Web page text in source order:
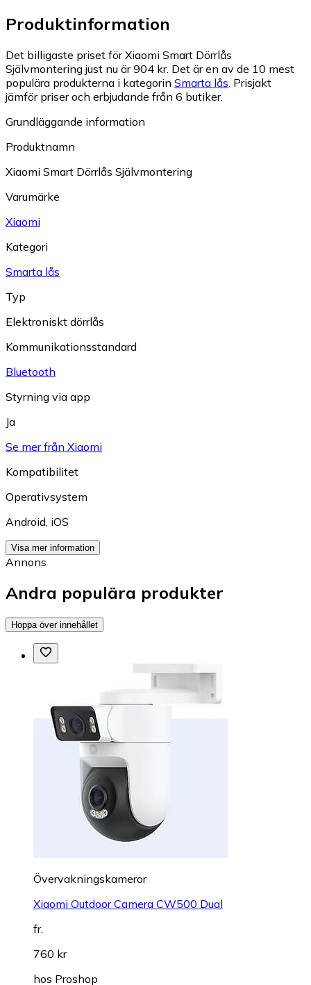
Produktinformation
Det billigaste priset för Xiaomi Smart Dörrlås
Självmontering just nu är 904 kr. Det är en av de 10 mest
populära produkterna i kategorin Smarta lås Prisjakt
jämför priser och erbjudande från 6 butiker.
Grundläggande information
Produktnamn
Xiaomi Smart Dörrlås Självmontering
Varumärke
Xiaomi
Kategori
Smarta lås
Typ
Elektroniskt dörrlås
Kommunikationsstandard
Bluetooth
Styrning via app
Ja
Se mer från Xiaomi
Kompatibilitet
Operativsystem
Android iOS
Visa mer information
Annons
Andra populära produkter
Hoppa över innehållet
Övervakningskameror
Xiaomi Outdoor Camera CW500 Dual
fr.
760 kr
hos Proshop